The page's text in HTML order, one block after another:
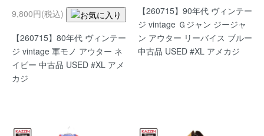
9,800円(税込)
【260715】80年代 ヴィンテー
ジ vintage 軍モノ アウター ネ
イビー 中古品 USED #XL アメ
カジ
【260715】90年代 ヴィンテー
ジ vintage Ｇジャン ジージャ
ン アウター リーバイス ブルー
中古品 USED #XL アメカジ